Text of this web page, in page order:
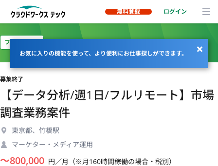
無料登録 ログイン
お気に入りの機能を使って、より便利にお仕事探しができます。
フルリモート
募集終了
【データ分析/週1日/フルリモート】市場
調査業務案件
東京都、竹橋駅
マーケター・メディア運用
〜800,000 円／月（※月160時間稼働の場合・税別）